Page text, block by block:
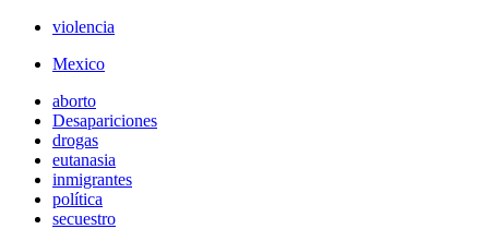
violencia
Mexico
aborto
Desapariciones
drogas
eutanasia
inmigrantes
política
secuestro